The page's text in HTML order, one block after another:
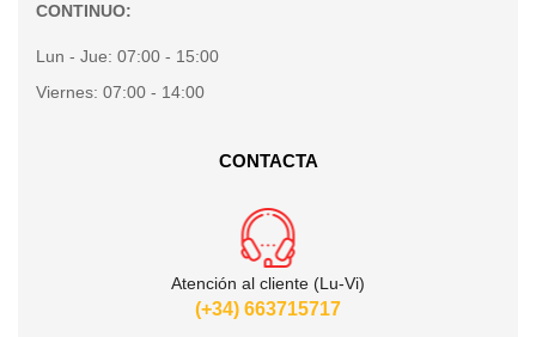
CONTINUO:
Lun - Jue: 07:00 - 15:00
Viernes: 07:00 - 14:00
CONTACTA
Atención al cliente (Lu-Vi)
(+34) 663715717